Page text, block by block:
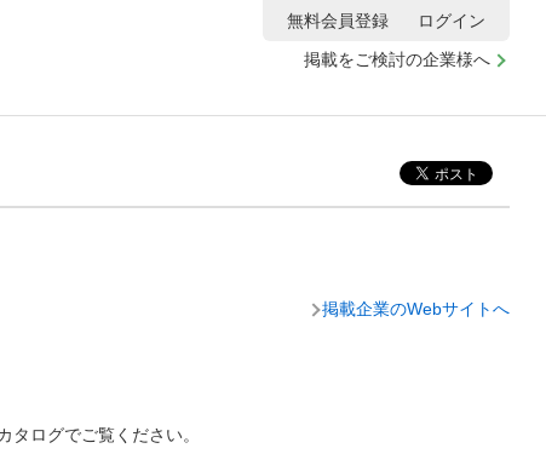
掲載をご検討の企業様へ
無料会員登録 ログイン
ログでご覧ください。
掲載企業のWebサイトへ